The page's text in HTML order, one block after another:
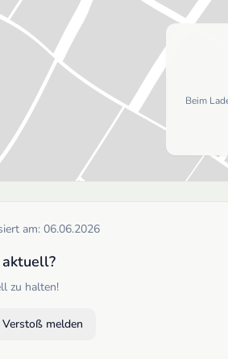
Beim
am: 06.06.2026
zu halten!
Verstoß melden